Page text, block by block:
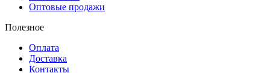
Оптовые продажи
Полезное
Оплата
Доставка
Контакты